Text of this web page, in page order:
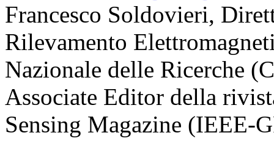
Francesco Soldovieri,
Rilevamento
Nazionale delle Ricerche
Associate Editor della
Sensing Magazine (IEEE-